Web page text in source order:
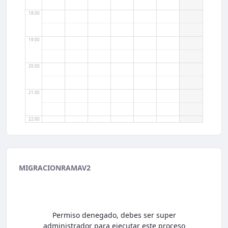
18:00
19:00
20:00
21:00
22:00
MIGRACIONRAMAV2
Permiso denegado, debes ser super
administrador para ejecutar este proceso